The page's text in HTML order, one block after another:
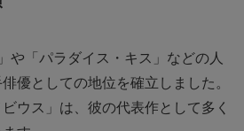
や「パラダイス・キス」などの人
優としての地位を確立しました。
ウス」は、彼の代表作として多く